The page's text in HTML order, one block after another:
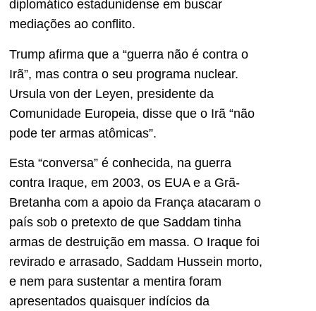
diplomático estadunidense em buscar
mediações ao conflito.
Trump afirma que a “guerra não é contra o
Irã”, mas contra o seu programa nuclear.
Ursula von der Leyen, presidente da
Comunidade Europeia, disse que o Irã “não
pode ter armas atômicas”.
Esta “conversa” é conhecida, na guerra
contra Iraque, em 2003, os EUA e a Grã-
Bretanha com a apoio da França atacaram o
país sob o pretexto de que Saddam tinha
armas de destruição em massa. O Iraque foi
revirado e arrasado, Saddam Hussein morto,
e nem para sustentar a mentira foram
apresentados quaisquer indícios da